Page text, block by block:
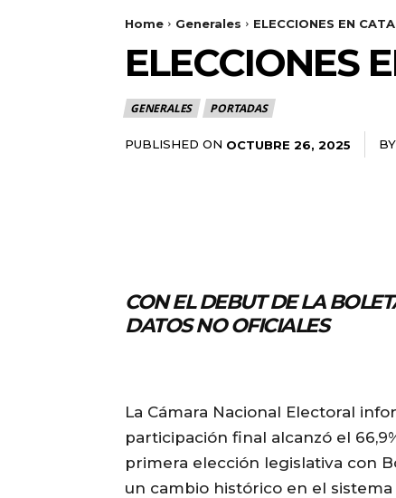
Home Generales ELECCIONES EN
ELECCIONES
GENERALES PORTADAS
PUBLISHED ON OCTUBRE 26, 2025 BY
CON EL DEBUT DE LA
DATOS NO OFICIALES
La Cámara Nacional Electoral
participación final alcanzó el
primera elección legislativa con
un cambio histórico en el